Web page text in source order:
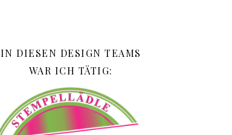
IN DIESEN DESIGN TEAMS
WAR ICH TÄTIG: